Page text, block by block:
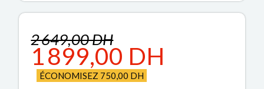
2 649,00 DH
1 899,00 DH
ÉCONOMISEZ 750,00 DH